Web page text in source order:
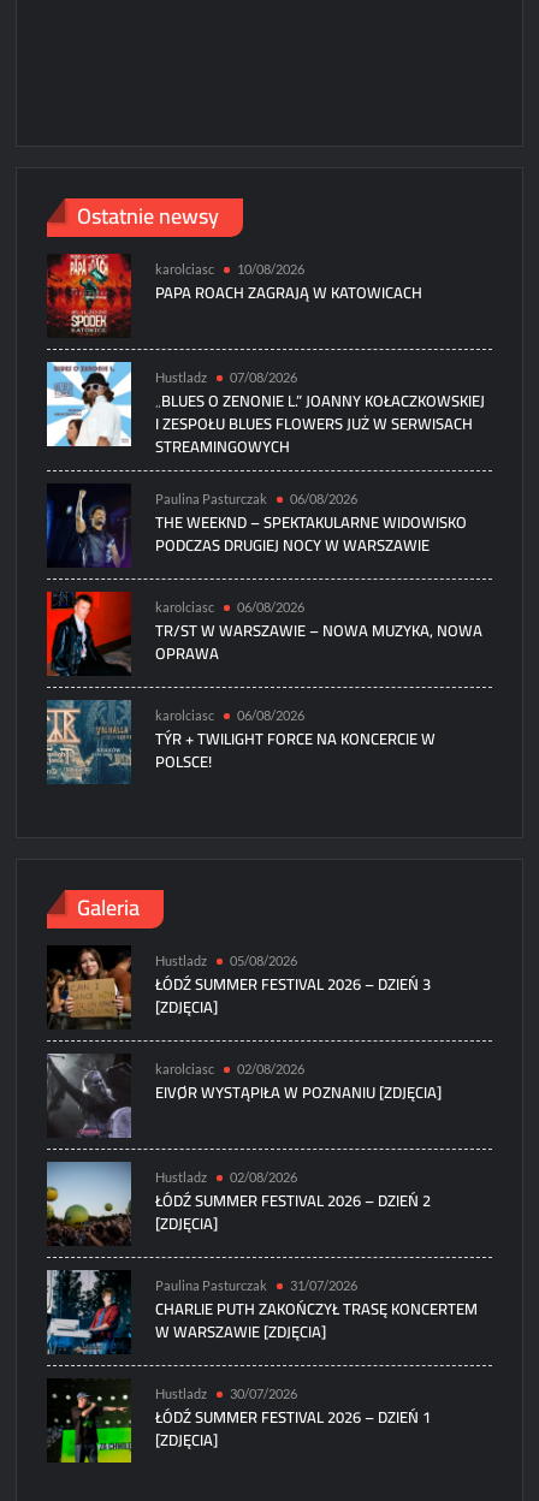
Ostatnie newsy
karolciasc 10/08/2026
PAPA ROACH ZAGRAJĄ W KATOWICACH
Hustladz 07/08/2026
„BLUES O ZENONIE L.” JOANNY KOŁACZKOWSKIEJ
I ZESPOŁU BLUES FLOWERS JUŻ W SERWISACH
STREAMINGOWYCH
Paulina Pasturczak 06/08/2026
THE WEEKND – SPEKTAKULARNE WIDOWISKO
PODCZAS DRUGIEJ NOCY W WARSZAWIE
karolciasc 06/08/2026
TR/ST W WARSZAWIE – NOWA MUZYKA, NOWA
OPRAWA
karolciasc 06/08/2026
TÝR + TWILIGHT FORCE NA KONCERCIE W
POLSCE!
Galeria
Hustladz 05/08/2026
ŁÓDŹ SUMMER FESTIVAL 2026 – DZIEŃ 3
[ZDJĘCIA]
karolciasc 02/08/2026
EIVØR WYSTĄPIŁA W POZNANIU [ZDJĘCIA]
Hustladz 02/08/2026
ŁÓDŹ SUMMER FESTIVAL 2026 – DZIEŃ 2
[ZDJĘCIA]
Paulina Pasturczak 31/07/2026
CHARLIE PUTH ZAKOŃCZYŁ TRASĘ KONCERTEM
W WARSZAWIE [ZDJĘCIA]
Hustladz 30/07/2026
ŁÓDŹ SUMMER FESTIVAL 2026 – DZIEŃ 1
[ZDJĘCIA]